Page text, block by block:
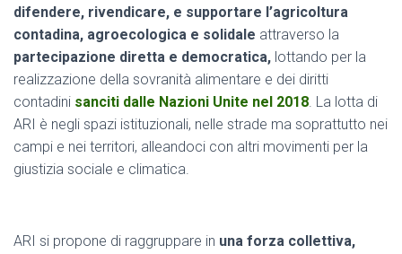
difendere, rivendicare, e supportare l’agricoltura
contadina, agroecologica e solidale attraverso la
partecipazione diretta e democratica, lottando per la
realizzazione della sovranità alimentare e dei diritti
contadini sanciti dalle Nazioni Unite nel 2018. La lotta di
ARI è negli spazi istituzionali, nelle strade ma soprattutto nei
campi e nei territori, alleandoci con altri movimenti per la
giustizia sociale e climatica.
ARI si propone di raggruppare in una forza collettiva,